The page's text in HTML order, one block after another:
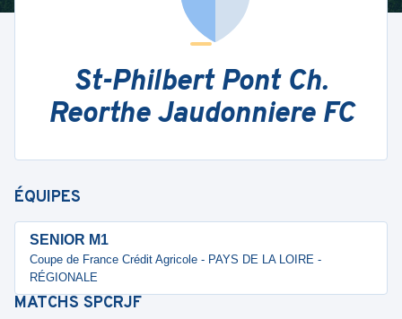
St-Philbert Pont Ch.
Reorthe Jaudonniere FC
ÉQUIPES
SENIOR M1
Coupe de France Crédit Agricole - PAYS DE LA LOIRE -
RÉGIONALE
MATCHS SPCRJF